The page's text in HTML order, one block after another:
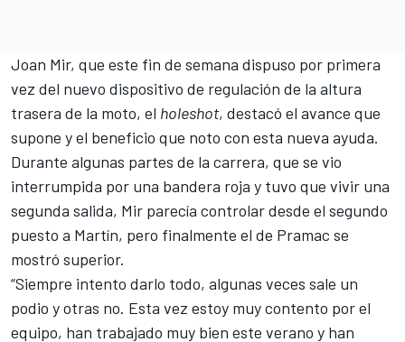
Joan Mir, que este fin de semana dispuso por primera
vez del nuevo dispositivo de regulación de la altura
trasera de la moto, el holeshot, destacó el avance que
supone y el beneficio que noto con esta nueva ayuda.
Durante algunas partes de la carrera, que se vio
interrumpida por una bandera roja y tuvo que vivir una
segunda salida, Mir parecía controlar desde el segundo
puesto a Martín, pero finalmente el de Pramac se
mostró superior.
“Siempre intento darlo todo, algunas veces sale un
podio y otras no. Esta vez estoy muy contento por el
equipo, han trabajado muy bien este verano y han